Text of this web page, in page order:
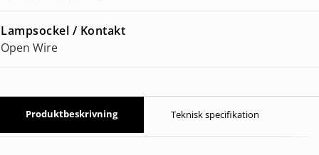
Lampsockel / Kontakt
Open Wire
Produktbeskrivning Teknisk specifikation